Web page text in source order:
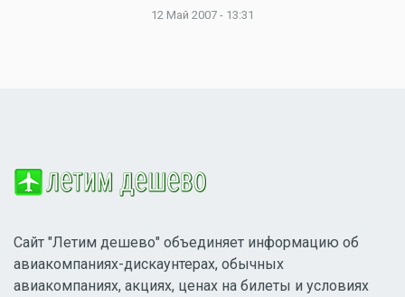
12 Май 2007 - 13:31
Сайт "Летим дешево" объединяет информацию об
авиакомпаниях-дискаунтерах, обычных
авиакомпаниях, акциях, ценах на билеты и условиях